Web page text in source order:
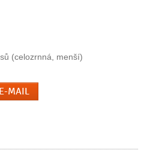
(celozrnná, menší)
MAIL